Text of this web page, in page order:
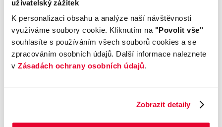
uživatelský zážitek
K personalizaci obsahu a analýze naší návštěvnosti
využíváme soubory cookie. Kliknutím na "Povolit vše"
souhlasíte s používáním všech souborů cookies a se
zpracováním osobních údajů. Další informace naleznete
v Zásadách ochrany osobních údajů.
Zobrazit detaily
Přečetl jsem a byl jsem poučen s obchodními
podmínkami ochrany osobních údajů
(GDPR)
Souhlasím sezasíláním obchodních sdělení
speciálních nabídek o produktech a službách) na můj